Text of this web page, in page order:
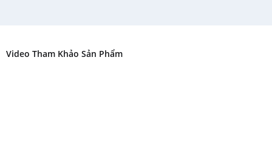
Video Tham Khảo Sản Phẩm